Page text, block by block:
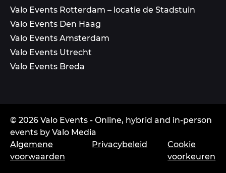
Valo Events Rotterdam – locatie de Stadstuin
Valo Events Den Haag
Valo Events Amsterdam
Valo Events Utrecht
Valo Events Breda
© 2026 Valo Events - Online, hybrid and in-person
events by Valo Media
Algemene
voorwaarden
Privacybeleid
Cookie
voorkeuren